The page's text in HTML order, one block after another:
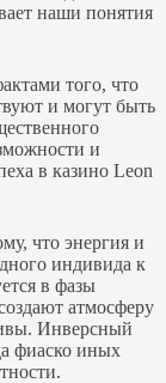
наши понятия
того, что
и могут быть
и
в казино Leon
что энергия и
индивида к
в фазы
атмосферу
Инверсный
фиаско иных